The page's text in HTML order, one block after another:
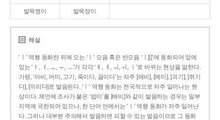
발목쟁이 발목장이
해설
‘ㅣ’ 역행 동화란 뒤에 오는 ‘ㅣ’ 모음 혹은 반모음 ‘ㅣ[j]’에 동화되어 앞에
있는 ‘ㅏ, ㅓ, ㅗ, ㅜ, ㅡ’가 각각 ‘ㅐ, ㅔ, ㅚ, ㅟ, ㅣ’로 바뀌는 현상을 말한다.
가령, ‘아비, 어미, 고기, 죽이다, 끓이다’는 자주 [애비], [에미], [괴기], [쥐기
다], [끼리다]로 발음된다. ‘ㅣ’ 역행 동화는 전국적으로 자주 일어나는 현
상이다. 체언에 조사가 붙은 ‘밥이’를 [배비]와 같이 발음하는 경우는 일부
지역에 국한되어 있으나, 한 단어 안에서는 ‘ㅣ’ 역행 동화가 자주 일어난
다. 그러나 대부분 주의해서 발음하면 피할 수 있는 발음이므로 그 동화